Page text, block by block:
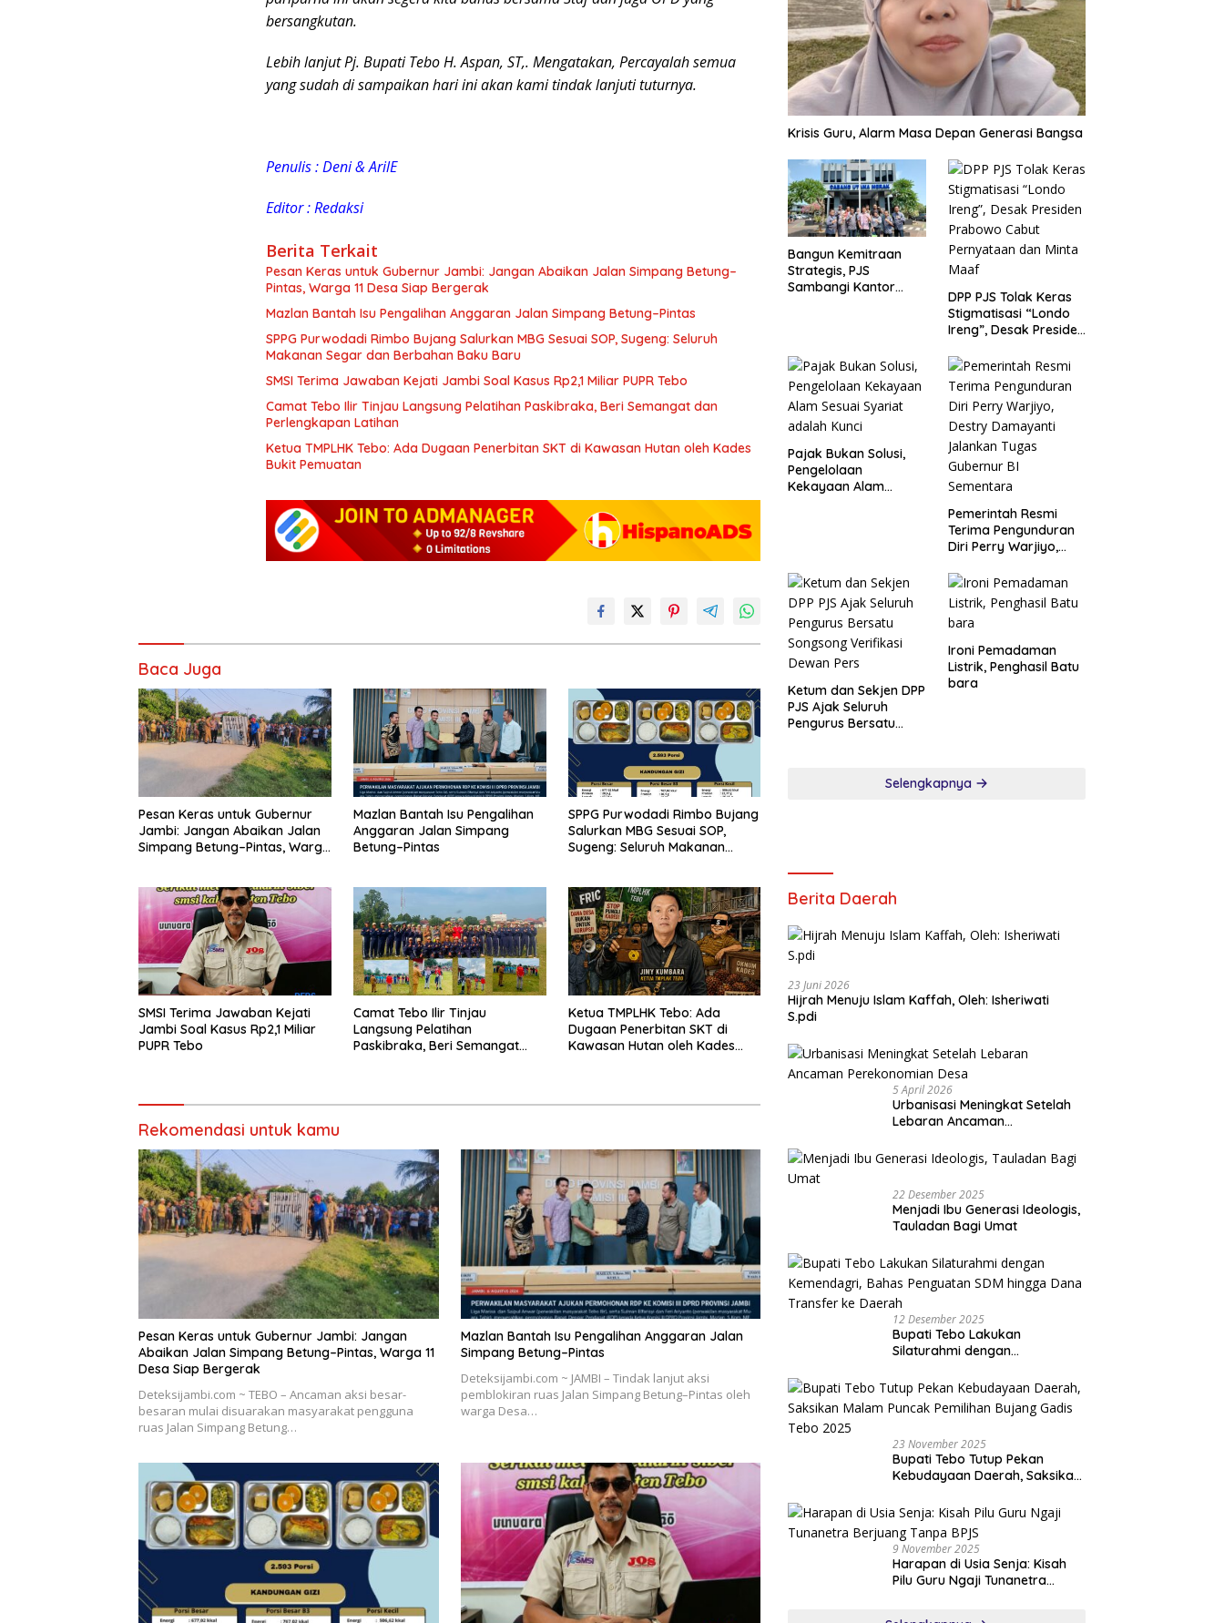
bersangkutan.
Lebih lanjut Pj. Bupati Tebo H. Aspan, ST,. Mengatakan, Percayalah semua
yang sudah di sampaikan hari ini akan kami tindak lanjuti tuturnya.
Penulis : Deni & ArilE
Editor : Redaksi
Berita Terkait
Pesan Keras untuk Gubernur Jambi: Jangan Abaikan Jalan Simpang Betung–
Pintas, Warga 11 Desa Siap Bergerak
Mazlan Bantah Isu Pengalihan Anggaran Jalan Simpang Betung–Pintas
SPPG Purwodadi Rimbo Bujang Salurkan MBG Sesuai SOP, Sugeng: Seluruh
Makanan Segar dan Berbahan Baku Baru
SMSI Terima Jawaban Kejati Jambi Soal Kasus Rp2,1 Miliar PUPR Tebo
Camat Tebo Ilir Tinjau Langsung Pelatihan Paskibraka, Beri Semangat dan
Perlengkapan Latihan
Ketua TMPLHK Tebo: Ada Dugaan Penerbitan SKT di Kawasan Hutan oleh Kades
Bukit Pemuatan
Baca Juga
Pesan Keras untuk Gubernur
Jambi: Jangan Abaikan Jalan
Simpang Betung–Pintas, Warga
Mazlan Bantah Isu Pengalihan
Anggaran Jalan Simpang
Betung–Pintas
SPPG Purwodadi Rimbo Bujang
Salurkan MBG Sesuai SOP,
Sugeng: Seluruh Makanan
SMSI Terima Jawaban Kejati
Jambi Soal Kasus Rp2,1 Miliar
PUPR Tebo
Camat Tebo Ilir Tinjau
Langsung Pelatihan
Paskibraka, Beri Semangat
Ketua TMPLHK Tebo: Ada
Dugaan Penerbitan SKT di
Kawasan Hutan oleh Kades
Rekomendasi untuk kamu
Pesan Keras untuk Gubernur Jambi: Jangan
Abaikan Jalan Simpang Betung–Pintas, Warga 11
Desa Siap Bergerak
Deteksijambi.com ~ TEBO – Ancaman aksi besar-
besaran mulai disuarakan masyarakat pengguna
ruas Jalan Simpang Betung…
Mazlan Bantah Isu Pengalihan Anggaran Jalan
Simpang Betung–Pintas
Deteksijambi.com ~ JAMBI – Tindak lanjut aksi
pemblokiran ruas Jalan Simpang Betung–Pintas oleh
warga Desa…
Krisis Guru, Alarm Masa Depan Generasi Bangsa
Bangun Kemitraan
Strategis, PJS
Sambangi Kantor
DPP PJS Tolak Keras
Stigmatisasi “Londo
Ireng”, Desak Presiden
Pernyataan dan Minta
Maaf
Pajak Bukan Solusi,
Pengelolaan
Kekayaan Alam
Pemerintah Resmi
Terima Pengunduran
Diri Perry Warjiyo,
Jalankan Tugas
Gubernur BI
Sementara
Ketum dan Sekjen DPP
PJS Ajak Seluruh
Pengurus Bersatu
Ironi Pemadaman
Listrik, Penghasil Batu
bara
Selengkapnya
Berita Daerah
23 Juni 2026
Hijrah Menuju Islam Kaffah, Oleh: Isheriwati
S.pdi
5 April 2026
Urbanisasi Meningkat Setelah
Lebaran Ancaman
22 Desember 2025
Menjadi Ibu Generasi Ideologis,
Tauladan Bagi Umat
12 Desember 2025
Bupati Tebo Lakukan
Silaturahmi dengan
SDM hingga Dana Transfer ke
Daerah
23 November 2025
Bupati Tebo Tutup Pekan
Kebudayaan Daerah, Saksikan
Bujang Gadis Tebo 2025
9 November 2025
Harapan di Usia Senja: Kisah
Pilu Guru Ngaji Tunanetra